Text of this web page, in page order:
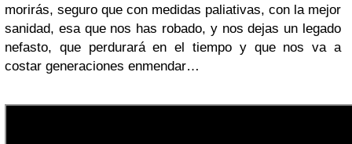
morirás, seguro que con medidas paliativas, con la mejor
sanidad, esa que nos has robado, y nos dejas un legado
nefasto, que perdurará en el tiempo y que nos va a
costar generaciones enmendar…